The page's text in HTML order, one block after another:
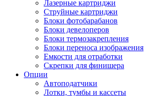
Лазерные картриджи
Струйные картриджи
Блоки фотобарабанов
Блоки девелоперов
Блоки термозакрепления
Блоки переноса изображения
Емкости для отработки
Скрепки для финишера
Опции
Автоподатчики
Лотки, тумбы и кассеты